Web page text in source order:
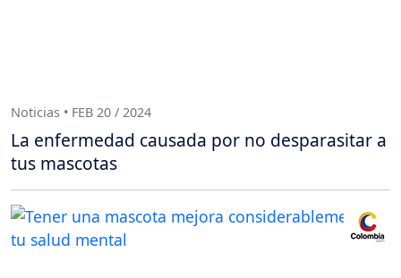
Noticias • FEB 20 / 2024
La enfermedad causada por no desparasitar a
tus mascotas